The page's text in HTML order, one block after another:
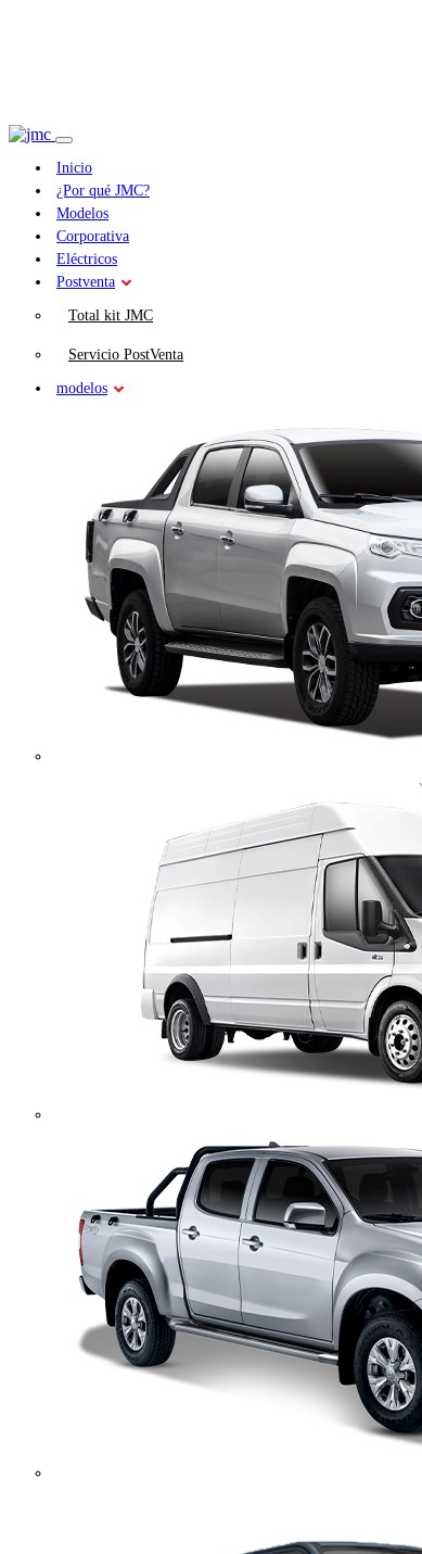
Inicio
¿Por qué JMC?
Modelos
Corporativa
Eléctricos
Postventa
Total kit JMC
Servicio PostVenta
modelos